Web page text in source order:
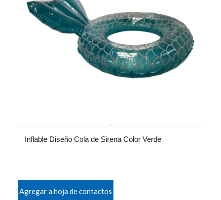
Inflable Diseño Cola de Sirena Color Verde
Agregar a hoja de contactos